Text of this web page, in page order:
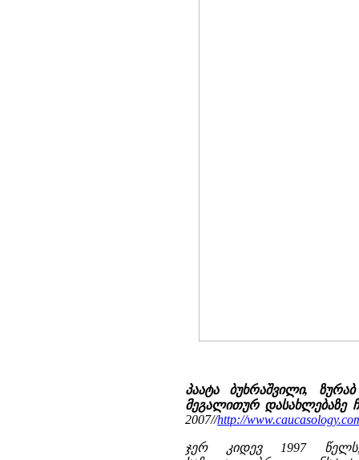
პაატა ბუხრაშვილი,
მეგალითურ დასახლებაზე
2007//http://
ჯერ კიდევ 1997 წელს,